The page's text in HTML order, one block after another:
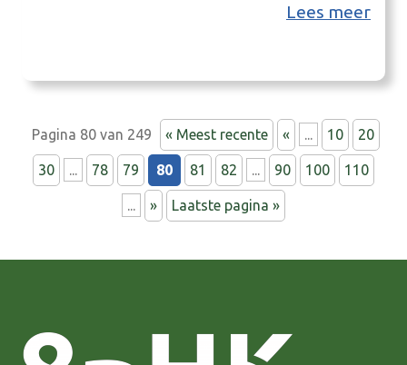
Lees meer
Pagina 80 van 249 « Meest recente « ... 10 20
30 ... 78 79 80 81 82 ... 90 100 110
... » Laatste pagina »